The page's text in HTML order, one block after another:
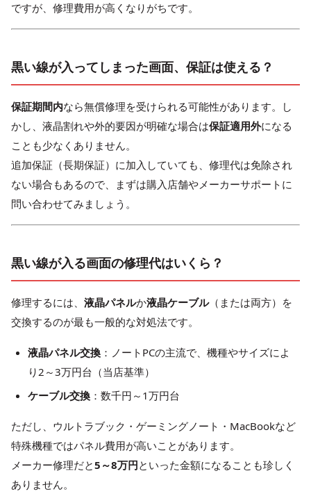
ですが、修理費用が高くなりがちです。
黒い線が入ってしまった画面、保証は使える？
保証期間内なら無償修理を受けられる可能性があります。し
かし、 液晶割れや外的要因が明確な場合は保証適用外になる
ことも少なくありません。
追加保証（長期保証）に加入していても、修理代は免除され
ない場合もあるので、まずは購入店舗やメーカーサポートに
問い合わせてみましょう。
黒い線が入る画面の修理代はいくら？
修理するには、 液晶パネルか液晶ケーブル（または両方）を
交換するのが最も一般的な対処法です。
液晶パネル交換 ：ノートPCの主流で、機種やサイズによ
り2～3万円台（当店基準）
ケーブル交換 ：数千円～1万円台
ただし、ウルトラブック・ゲーミングノート・MacBookなど
特殊機種ではパネル費用が高いことがあります。
メーカー修理だと5～8万円といった金額になることも珍しく
ありません。